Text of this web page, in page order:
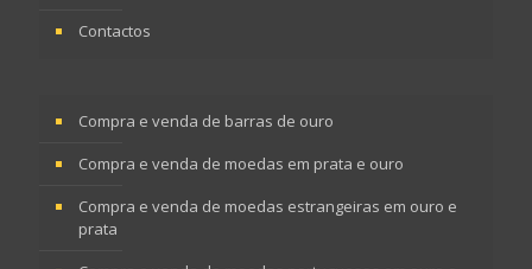
Contactos
Compra e venda de barras de ouro
Compra e venda de moedas em prata e ouro
Compra e venda de moedas estrangeiras em ouro e
prata